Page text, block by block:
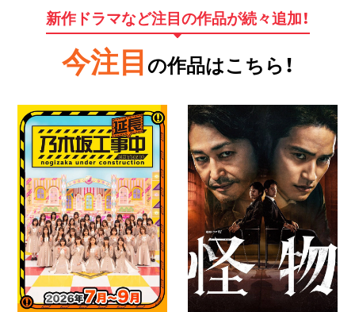
新作ドラマなど注目の作品が続々追加！
今注目 の作品はこちら！